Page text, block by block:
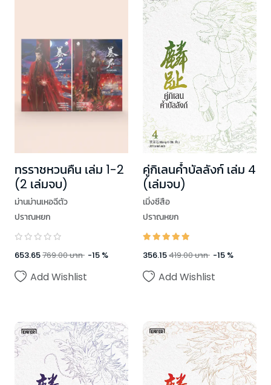
ทรราชหวนคืน เล่ม 1-2
(2 เล่มจบ)
ม่านม่านเหอฉีตัว
ปราณหยก
653.65769.00บาท -15 %
Add Wishlist
คู่กิเลนค้ำบัลลังก์ เล่ม 4
(เล่มจบ)
เมิ่งซีสือ
ปราณหยก
356.15419.00บาท -15 %
Add Wishlist